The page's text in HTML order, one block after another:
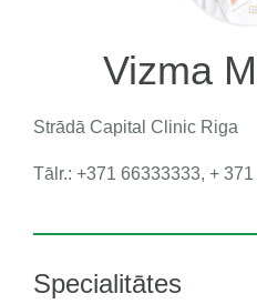
Vizma
Strādā Capital Clinic Riga
Tālr.: +371 66333333, +
Specialitātes